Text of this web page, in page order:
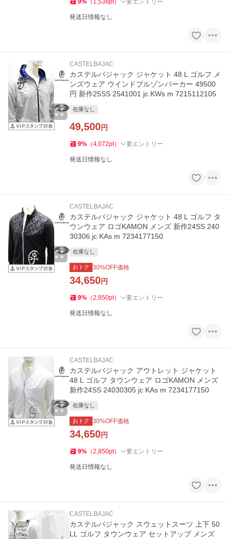
9% （ 1,538pt） 要エントリー
発送日情報なし
CASTELBAJAC
カステルバジャック ジャケット 48 L ゴルフ メ
ンズウェア ウインドブルゾンパーカー 49500
円 新作25SS 2541001 jc KWs m 7215112105
在庫なし
49,500円
9% （4,072pt） 要エントリー
発送日情報なし
CASTELBAJAC
カステルバジャック ジャケット 48 L ゴルフ タ
ウンウェア ロゴKAMON メンズ 新作24SS 240
30306 jc KAs m 7234177150
在庫なし
おトク 30%OFF価格
34,650円
9% （2,850pt） 要エントリー
発送日情報なし
CASTELBAJAC
カステルバジャック アウトレット ジャケット
48 L ゴルフ タウンウェア ロゴKAMON メンズ
新作24SS 24030305 jc KAs m 7234177150
在庫なし
おトク 30%OFF価格
34,650円
9% （2,850pt） 要エントリー
発送日情報なし
CASTELBAJAC
カステルバジャック スウェットスーツ 上下 50
LL ゴルフ タウンウェア セットアップ メンズ